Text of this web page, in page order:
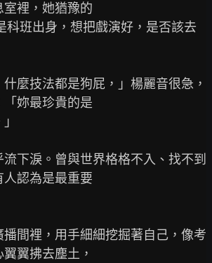
裡，她猶豫的
科班出身，想把戲演好，是否該去
什麼技法都是狗屁，」楊麗音很急，
妳最珍貴的是
下淚。曾與世界格格不入、找不到
認為是最重要
間裡，用手細細挖掘著自己，像考
翼拂去塵土，